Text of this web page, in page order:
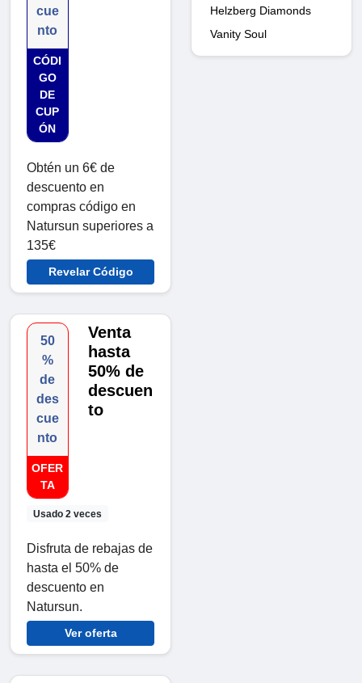
cue
nto
CÓDI
GO
DE
CUP
ÓN
Obtén un 6€ de
descuento en
compras código en
Natursun superiores a
135€
Revelar Código
50
%
de
des
cue
nto
OFER
TA
Usado 2 veces
Venta
hasta
50% de
descuen
to
Disfruta de rebajas de
hasta el 50% de
descuento en
Natursun.
Ver oferta
Helzberg Diamonds
Vanity Soul